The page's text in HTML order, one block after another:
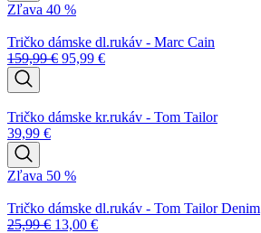
Zľava 40 %
Tričko dámske dl.rukáv - Marc Cain
159,99€ 95,99 €
Tričko dámske kr.rukáv - Tom Tailor
39,99 €
Zľava 50 %
Tričko dámske dl.rukáv - Tom Tailor Denim
25,99€ 13,00 €